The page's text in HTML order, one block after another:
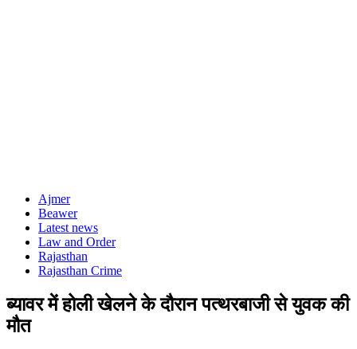
Ajmer
Beawer
Latest news
Law and Order
Rajasthan
Rajasthan Crime
ब्यावर में होली खेलने के दौरान पत्थरबाजी से युवक की
मौत